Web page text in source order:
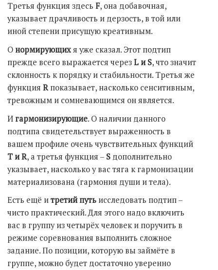
Третья функция здесь F, она добавочная,
указывает драчливость и дерзость, в той или
иной степени присущую креативным.
О нормирующихя уже сказал. Этот подтип
прежде всего выражается черезL иS, что значит
склонность к порядку и стабильности. Третья же
функция Rпоказывает, насколько сенситивным,
тревожным и сомневающимся он является.
И гармонизирующие. О наличии данного
подтипа свидетельствует выраженность в
вашем профиле очень чувствительных функций
T иR, а третья функция – S дополнительно
указывает, насколько у вас тяга к гармонизации
материализована (гармония души и тела).
Есть ещё итретий путь исследовать подтип –
чисто практический. Для этого надо включить
вас в группу из четырёх человек и поручить в
режиме соревнования выполнить сложное
задание. По позиции, которую вы займёте в
группе, можно будет достаточно уверенно